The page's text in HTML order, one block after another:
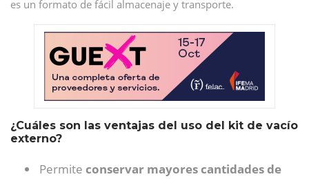
es un formato de fácil almacenaje y transporte.
¿Cuáles son las ventajas del uso del kit de vacío
externo?
Permite conservar mayores cantidades de